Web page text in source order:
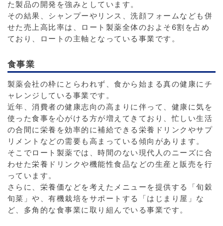
た製品の開発を強みとしています。
その結果、シャンプーやリンス、洗顔フォームなども併
せた売上高比率は、ロート製薬全体のおよそ6割を占め
ており、ロートの主軸となっている事業です。
食事業
製薬会社の枠にとらわれず、食から始まる真の健康にチ
ャレンジしている事業です。
近年、消費者の健康志向の高まりに伴って、健康に気を
使った食事を心がける方が増えてきており、忙しい生活
の合間に栄養を効率的に補給できる栄養ドリンクやサプ
リメントなどの需要も高まっている傾向があります。
そこでロート製薬では、時間のない現代人のニーズに合
わせた栄養ドリンクや機能性食品などの生産と販売を行
っています。
さらに、栄養価などを考えたメニューを提供する「旬穀
旬菜」や、有機栽培をサポートする「はじまり屋」な
ど、多角的な食事業に取り組んでいる事業です。